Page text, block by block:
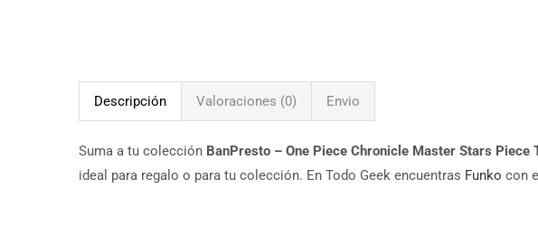
Descripción Valoraciones (0) Envio
Suma a tu colección BanPresto – One Piece Chronicle Master Stars Piece
ideal para regalo o para tu colección. En Todo Geek encuentras Funko con